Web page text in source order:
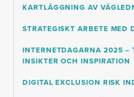
KARTLÄGGNING AV
STRATEGISKT ARBETE MED
INTERNETDAGARNA 2025 –
INSIKTER OCH INSPIRATION
DIGITAL EXCLUSION RISK